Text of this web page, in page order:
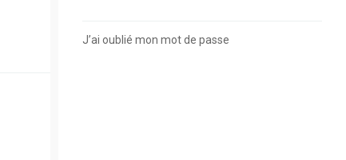
J’ai oublié mon mot de passe